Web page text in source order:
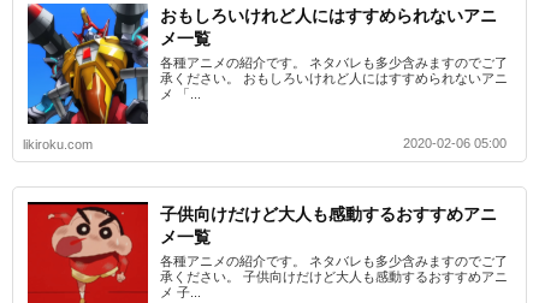
おもしろいけれど人にはすすめられないアニ
メ一覧
各種アニメの紹介です。 ネタバレも多少含みますのでご了
承ください。 おもしろいけれど人にはすすめられないアニ
メ 「...
likiroku.com 2020-02-06 05:00
子供向けだけど大人も感動するおすすめアニ
メ一覧
各種アニメの紹介です。 ネタバレも多少含みますのでご了
承ください。 子供向けだけど大人も感動するおすすめアニ
メ 子...